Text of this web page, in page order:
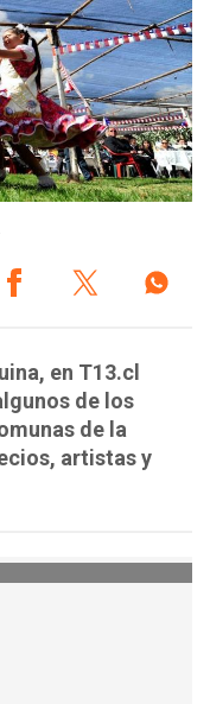
en T13.cl
de los
de la
artistas y